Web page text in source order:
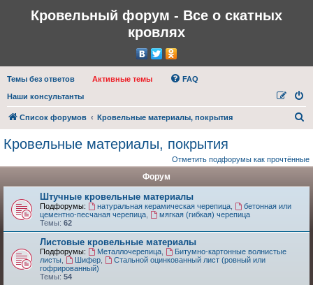
Кровельный форум - Все о скатных
кровлях
Темы без ответов Активные темы FAQ
Наши консультанты
Список форумов Кровельные материалы, покрытия
с
Кровельные материалы, покрытия
Отметить подфорумы как прочтённые
Форум
Штучные кровельные материалы
Подфорумы: натуральная керамическая черепица,
бетонная или
цементно-песчаная черепица
мягкая (гибкая) черепица
Темы: 62
Листовые кровельные материалы
Подфорумы: Металлочерепица,
Битумно-картонные волнистые
листы
Шифер,
Стальной оцинкованный лист (ровный или
гофрированный)
Темы: 54